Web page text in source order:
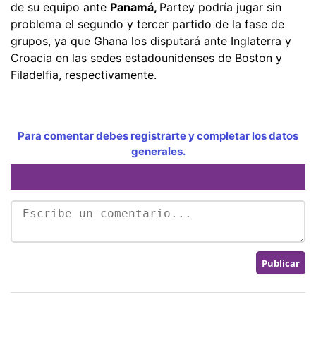
de su equipo ante Panamá, Partey podría jugar sin
problema el segundo y tercer partido de la fase de
grupos, ya que Ghana los disputará ante Inglaterra y
Croacia en las sedes estadounidenses de Boston y
Filadelfia, respectivamente.
Para comentar debes registrarte y completar los datos
generales.